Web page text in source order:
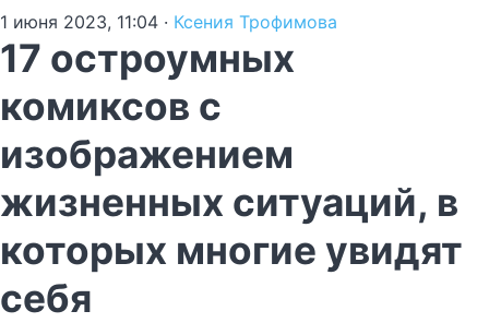
1 июня 2023, 11:04 · Ксения Трофимова
17 остроумных
комиксов с
изображением
жизненных ситуаций, в
которых многие увидят
себя